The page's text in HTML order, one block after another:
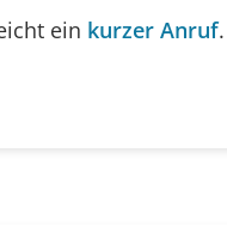
ein kurzer Anruf